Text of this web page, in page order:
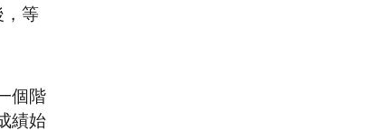
，等
個階
績始